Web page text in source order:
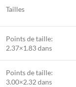
Tailles
Points de taille:
2.37×1.83 dans
Points de taille:
3.00×2.32 dans